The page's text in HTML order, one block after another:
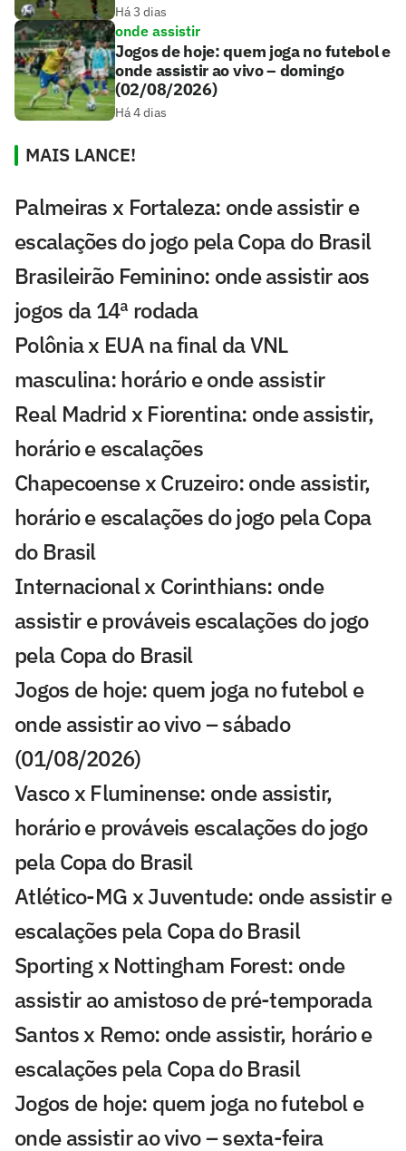
Há 3 dias
onde assistir
Jogos de hoje: quem joga no futebol e
onde assistir ao vivo – domingo
(02/08/2026)
Há 4 dias
MAIS LANCE!
Palmeiras x Fortaleza: onde assistir e
escalações do jogo pela Copa do Brasil
Brasileirão Feminino: onde assistir aos
jogos da 14ª rodada
Polônia x EUA na final da VNL
masculina: horário e onde assistir
Real Madrid x Fiorentina: onde assistir,
horário e escalações
Chapecoense x Cruzeiro: onde assistir,
horário e escalações do jogo pela Copa
do Brasil
Internacional x Corinthians: onde
assistir e prováveis escalações do jogo
pela Copa do Brasil
Jogos de hoje: quem joga no futebol e
onde assistir ao vivo – sábado
(01/08/2026)
Vasco x Fluminense: onde assistir,
horário e prováveis escalações do jogo
pela Copa do Brasil
Atlético-MG x Juventude: onde assistir e
escalações pela Copa do Brasil
Sporting x Nottingham Forest: onde
assistir ao amistoso de pré-temporada
Santos x Remo: onde assistir, horário e
escalações pela Copa do Brasil
Jogos de hoje: quem joga no futebol e
onde assistir ao vivo – sexta-feira